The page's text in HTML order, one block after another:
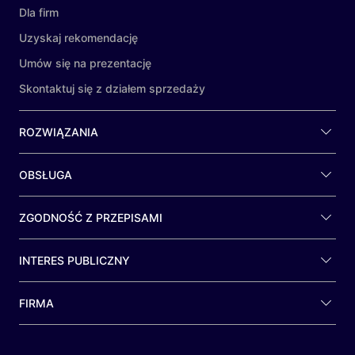
Dla firm
Uzyskaj rekomendację
Umów się na prezentację
Skontaktuj się z działem sprzedaży
ROZWIĄZANIA
OBSŁUGA
ZGODNOŚĆ Z PRZEPISAMI
INTERES PUBLICZNY
FIRMA